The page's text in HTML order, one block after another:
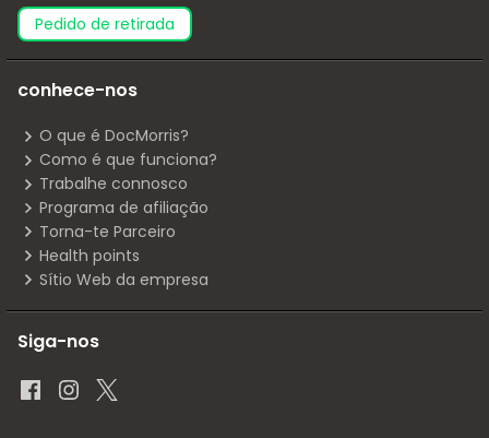
pedido de retirada
conhece-nos
O que é DocMorris?
Como é que funciona?
Trabalhe connosco
Programa de afiliação
Torna-te Parceiro
Health points
Sítio Web da empresa
Siga-nos